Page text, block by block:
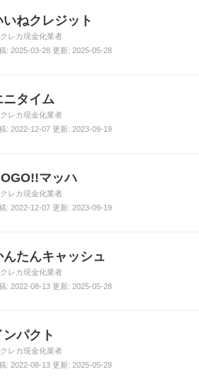
いねクレジット
クレカ現金化業者
: 2025-03-28 更新: 2025-05-28
ニタイム
クレカ現金化業者
: 2022-12-07 更新: 2023-09-19
マッハ
クレカ現金化業者
: 2022-12-07 更新: 2023-09-19
んたんキャッシュ
クレカ現金化業者
: 2022-08-13 更新: 2025-05-28
ンパクト
クレカ現金化業者
: 2022-08-13 更新: 2025-05-28